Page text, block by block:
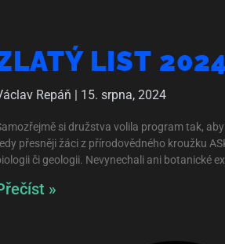
LIST
Repáň 15. srpna, 2024
si družstva volila program tak,
přesněji žáci z přírodovědného kroužku
či geologii. Nevynechali ani botanické
»